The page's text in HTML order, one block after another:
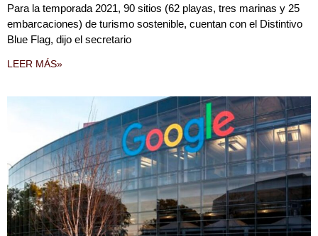
Para la temporada 2021, 90 sitios (62 playas, tres marinas y 25
embarcaciones) de turismo sostenible, cuentan con el Distintivo
Blue Flag, dijo el secretario
LEER MÁS»